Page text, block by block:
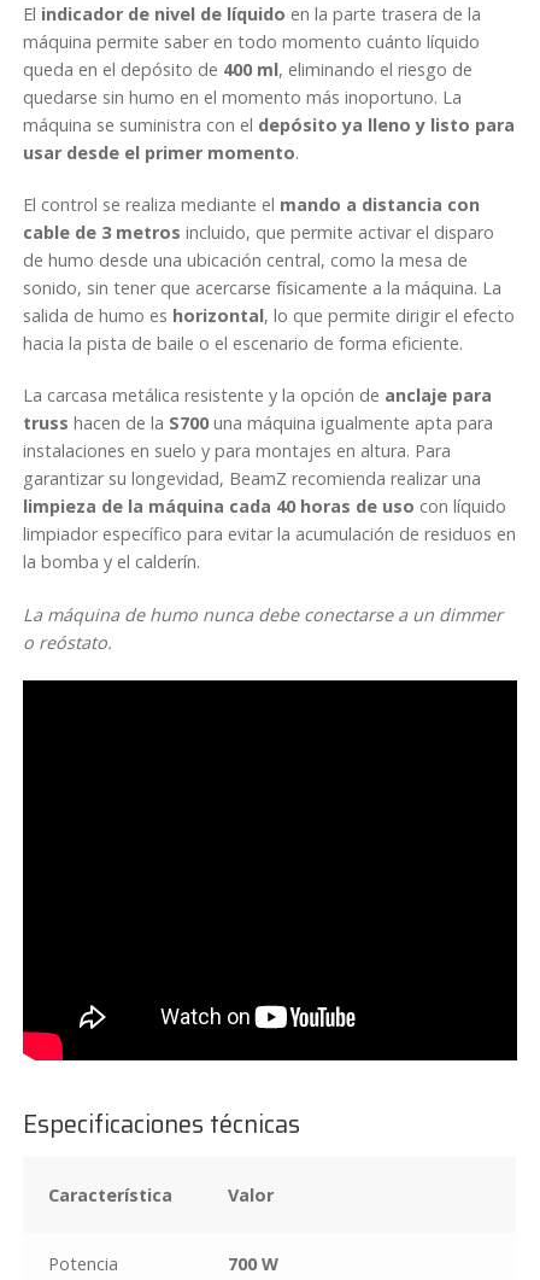
i
a
B
e
a
m
F
S
M
F
1
S
El indicador de nivel de líquido en la parte trasera de la
máquina permite saber en todo momento cuánto líquido
queda en el depósito de 400 ml, eliminando el riesgo de
quedarse sin humo en el momento más inoportuno. La
máquina se suministra con el depósito ya lleno y listo para
usar desde el primer momento.
El control se realiza mediante el mando a distancia con
cable de 3 metros incluido, que permite activar el disparo
de humo desde una ubicación central, como la mesa de
sonido, sin tener que acercarse físicamente a la máquina. La
salida de humo es horizontal, lo que permite dirigir el efecto
hacia la pista de baile o el escenario de forma eficiente.
La carcasa metálica resistente y la opción de anclaje para
truss hacen de la S700una máquina igualmente apta para
instalaciones en suelo y para montajes en altura. Para
garantizar su longevidad, BeamZ recomienda realizar una
limpieza de la máquina cada 40 horas de uso con líquido
limpiador específico para evitar la acumulación de residuos en
la bomba y el calderín.
La máquina de humo nunca debe conectarse a un dimmer
o reóstato.
Especificaciones técnicas
Característica Valor
Potencia
700 W